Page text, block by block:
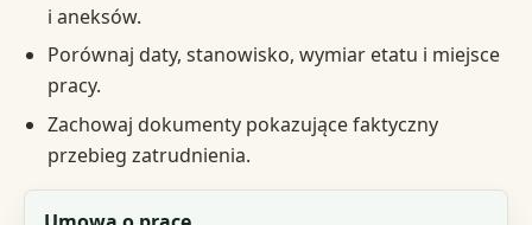
i aneksów.
Porównaj daty, stanowisko, wymiar etatu i miejsce
pracy.
Zachowaj dokumenty pokazujące faktyczny
przebieg zatrudnienia.
Dokument lub informacja